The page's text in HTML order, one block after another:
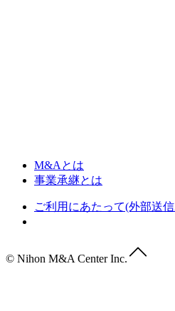
M&Aとは
事業承継とは
ご利用にあたって(外部送
© Nihon M&A Center Inc.